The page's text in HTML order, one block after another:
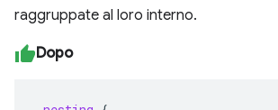
raggruppate al loro interno.
Dopo